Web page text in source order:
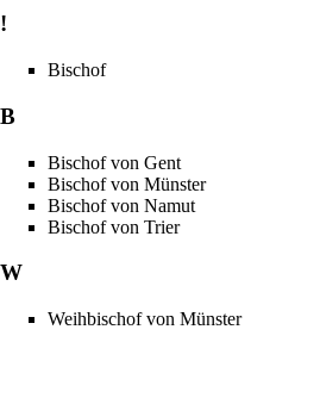
!
Bischof
B
Bischof von Gent
Bischof von Münster
Bischof von Namut
Bischof von Trier
W
Weihbischof von Münster